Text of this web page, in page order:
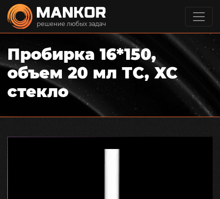
Пробирка 16*150,
объем 20 мл ТС, ХС
стекло